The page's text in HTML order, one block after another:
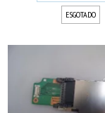
ESGOTADO